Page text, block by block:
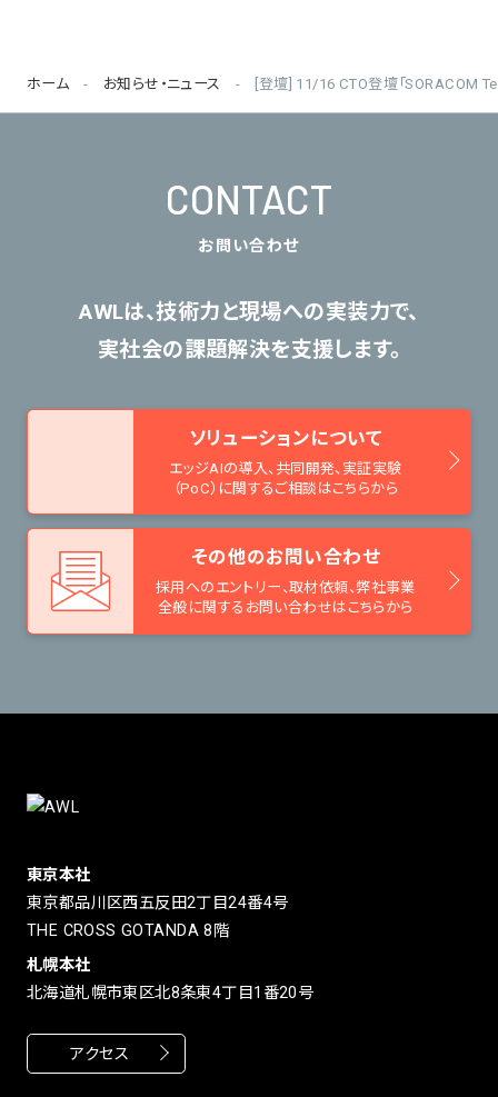
ホーム お知らせ・ニュース [登壇] 11/16 CTO登壇「SORACOM
CONTACT
お問い合わせ
AWLは、技術力と現場への実装力で、
実社会の課題解決を支援します。
ソリューションについて
エッジAIの導入、共同開発、 実証実験
（PoC）に関するご相談はこちらから
その他のお問い合わせ
採用へのエントリー、取材依頼、弊社事業
全般に関するお問い合わせはこちらから
東京本社
東京都品川区西五反田2丁目24番4号
THE CROSS GOTANDA 8階
札幌本社
北海道札幌市東区北8条東4丁目1番20号
アクセス